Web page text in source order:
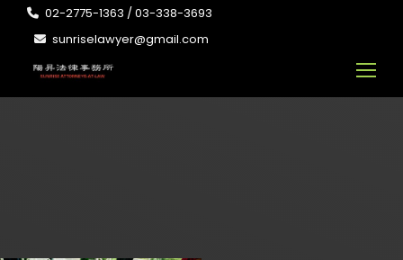
02-2775-1363 / 03-338-3693
sunriselawyer@gmail.com